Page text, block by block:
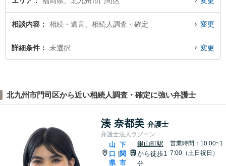
相談内容 相続・遺言、相続人調査・確定 変更
詳細条件 未選択 変更
北九州市門司区から近い相続人調査・確定に強い弁護士
湊 奈都美 弁護士
弁護士法人ラグーン
山
口
県
下
関
市
銀山町駅
から徒歩1
分
営業時間：10:00~1
7:00（土日祝日）